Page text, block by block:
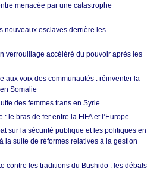
menacée par une catastrophe
nouveaux esclaves derrière les
verrouillage accéléré du pouvoir après les
aux voix des communautés : réinventer la
Somalie
des femmes trans en Syrie
le bras de fer entre la FIFA et l’Europe
sur la sécurité publique et les politiques en
la suite de réformes relatives à la gestion
contre les traditions du Bushido : les débats